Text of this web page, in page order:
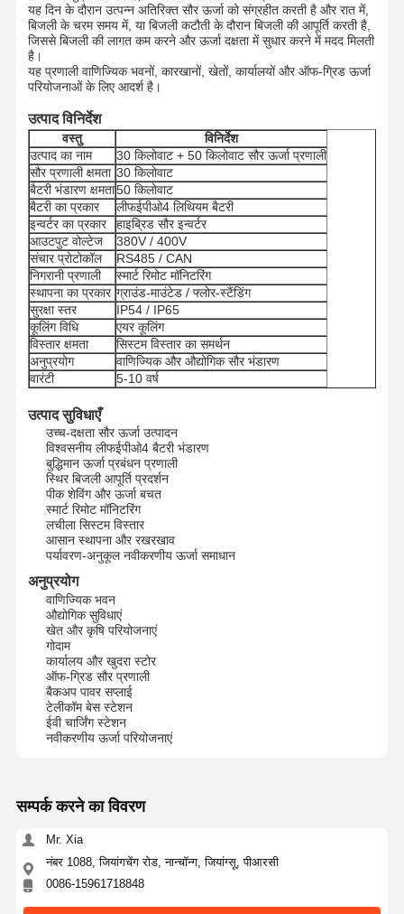
होम उत्पाद हमारे बारे में
यह दिन के दौरान उत्पन्न अतिरिक्त सौर ऊर्जा को संग्रहीत करती है और रात में,
बिजली के चरम समय में, या बिजली कटौती के दौरान बिजली की आपूर्ति करती है,
जिससे बिजली की लागत कम करने और ऊर्जा दक्षता में सुधार करने में मदद मिलती
है।
यह प्रणाली वाणिज्यिक भवनों, कारखानों, खेतों, कार्यालयों और ऑफ-ग्रिड ऊर्जा
परियोजनाओं के लिए आदर्श है।
उत्पाद विनिर्देश
वस्तु
विनिर्देश
उत्पाद का नाम
30 किलोवाट + 50 किलोवाट सौर ऊर्जा प्रणाली
सौर प्रणाली क्षमता 30 किलोवाट
बैटरी भंडारण क्षमता50 किलोवाट
बैटरी का प्रकार
लीफईपीओ4 लिथियम बैटरी
इन्वर्टर का प्रकार
हाइब्रिड सौर इन्वर्टर
आउटपुट वोल्टेज
380V / 400V
संचार प्रोटोकॉल
RS485 / CAN
निगरानी प्रणाली
स्मार्ट रिमोट मॉनिटरिंग
स्थापना का प्रकार ग्राउंड-माउंटेड / फ्लोर-स्टैंडिंग
सुरक्षा स्तर
IP54 / IP65
कूलिंग विधि
एयर कूलिंग
विस्तार क्षमता
सिस्टम विस्तार का समर्थन
अनुप्रयोग
वाणिज्यिक और औद्योगिक सौर भंडारण
वारंटी
5-10 वर्ष
उत्पाद सुविधाएँ
उच्च-दक्षता सौर ऊर्जा उत्पादन
विश्वसनीय लीफईपीओ4 बैटरी भंडारण
बुद्धिमान ऊर्जा प्रबंधन प्रणाली
स्थिर बिजली आपूर्ति प्रदर्शन
पीक शेविंग और ऊर्जा बचत
स्मार्ट रिमोट मॉनिटरिंग
लचीला सिस्टम विस्तार
आसान स्थापना और रखरखाव
पर्यावरण-अनुकूल नवीकरणीय ऊर्जा समाधान
अनुप्रयोग
वाणिज्यिक भवन
औद्योगिक सुविधाएं
खेत और कृषि परियोजनाएं
गोदाम
कार्यालय और खुदरा स्टोर
ऑफ-ग्रिड सौर प्रणाली
बैकअप पावर सप्लाई
टेलीकॉम बेस स्टेशन
ईवी चार्जिंग स्टेशन
नवीकरणीय ऊर्जा परियोजनाएं
सम्पर्क करने का विवरण
Mr. Xia
नंबर 1088, जियांगचेंग रोड, नान्चॉन्ग, जियांग्सू, पीआरसी
0086-15961718848